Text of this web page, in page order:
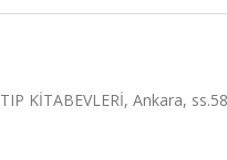
KİTABEVLERİ, Ankara,